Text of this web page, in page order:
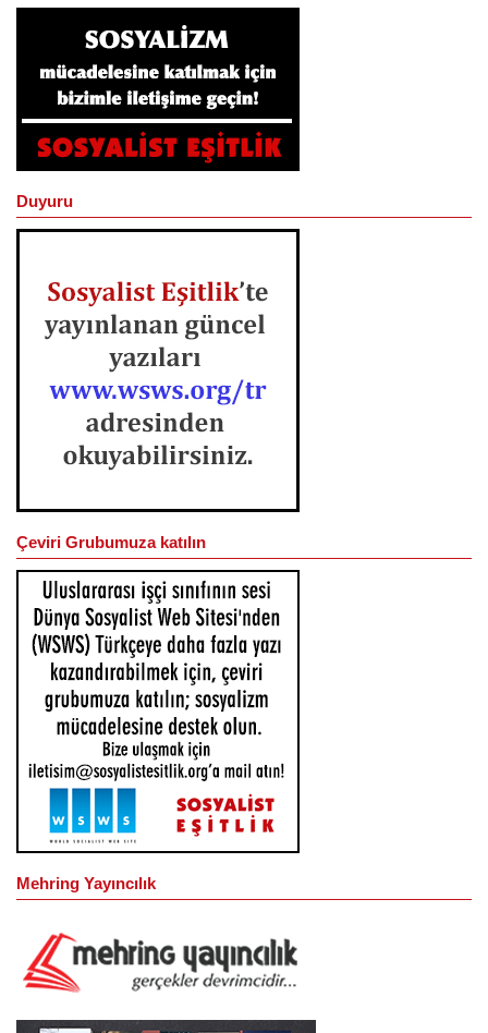
Duyuru
Çeviri Grubumuza katılın
Mehring Yayıncılık